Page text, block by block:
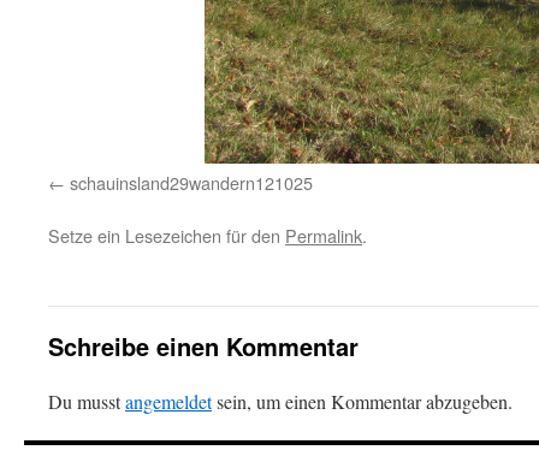
schauinsland29wandern121025
Setze ein Lesezeichen für den Permalink.
Schreibe einen Kommentar
Du musstangemeldetsein, um einen Kommentar abzugeben.